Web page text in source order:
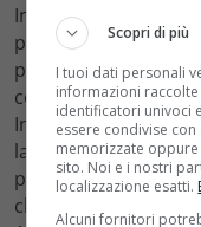
Intanto la serie si
prevista per il24
potuto vedere da
concentrerà su
Infatti, arriveremo
la famiglia si riunirà
proprio Mandy
che il
Scopri di più
I tuoi dati personali
informazioni
identificatori univoci
essere condivise
memorizzate
sito. Noi e i nostri
localizzazione esatti.
Alcuni fornitori